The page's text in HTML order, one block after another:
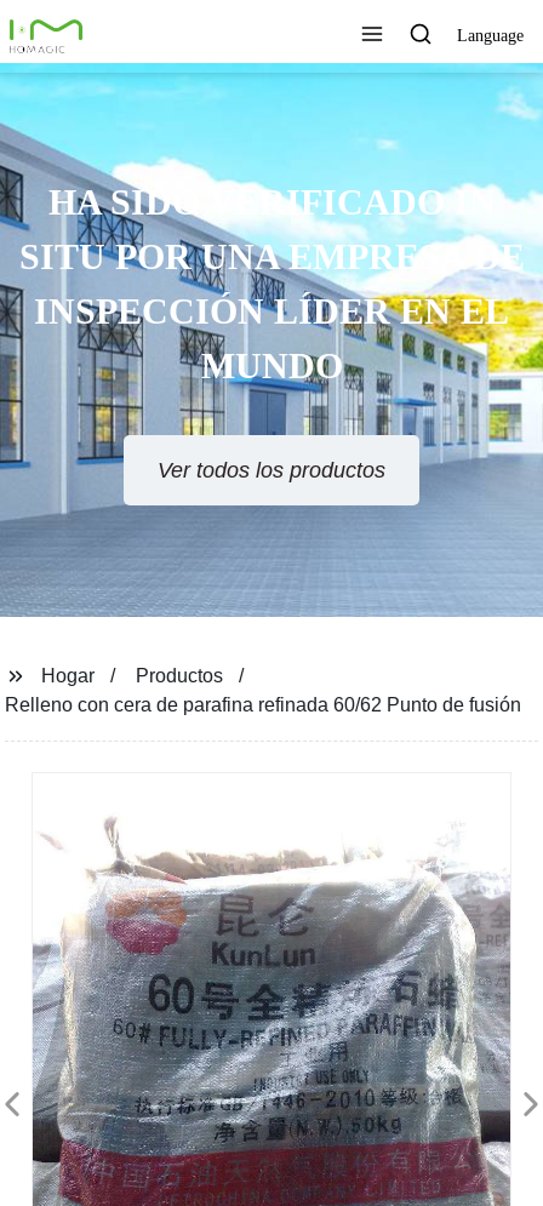
Language
HA SIDO VERIFICADO IN
SITU POR UNA EMPRESA DE
INSPECCIÓN LÍDER EN EL
MUNDO
Ver todos los productos
Hogar
Productos
Relleno con cera de parafina refinada 60/62 Punto de fusión